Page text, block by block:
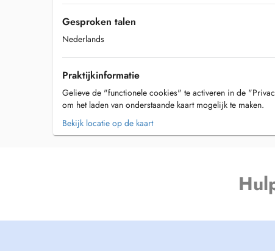
Gesproken talen
Nederlands
Praktijkinformatie
Gelieve de "functionele cookies" te activeren in de
om het laden van onderstaande kaart mogelijk te maken.
Bekijk locatie op de kaart